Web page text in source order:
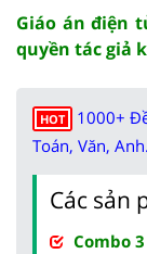
Giáo án điện
quyền tác giả
HOT
1000+
Toán, Văn,
Các sản
Combo